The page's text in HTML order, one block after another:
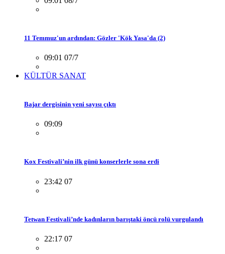
11 Temmuz'un ardından: Gözler 'Kök Yasa'da (2)
09:01 07/7
KÜLTÜR SANAT
Bajar dergisinin yeni sayısı çıktı
09:09
Kox Festivali’nin ilk günü konserlerle sona erdi
23:42 07
Tetwan Festivali’nde kadınların barıştaki öncü rolü vurgulandı
22:17 07